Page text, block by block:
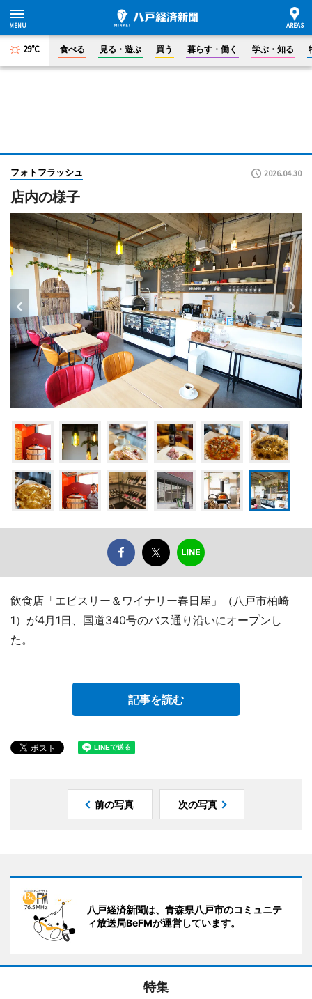
29°C 食べる 見る・遊ぶ 買う 暮らす・働く 学ぶ・知る
フォトフラッシュ 2026.04.30
店内の様子
飲食店「エピスリー＆ワイナリー春日屋」（八戸市柏崎
1）が4月1日、国道340号のバス通り沿いにオープンし
た。
記事を読む
前の写真 次の写真
八戸経済新聞は、青森県八戸市のコミュニテ
ィ放送局BeFMが運営しています。
特集